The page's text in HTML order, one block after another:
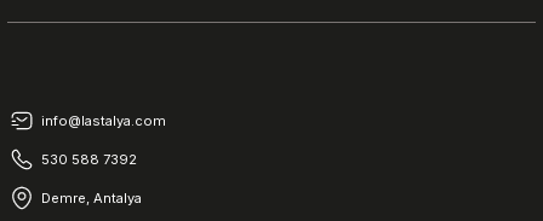
info@lastalya.com
530 588 7392
Demre, Antalya